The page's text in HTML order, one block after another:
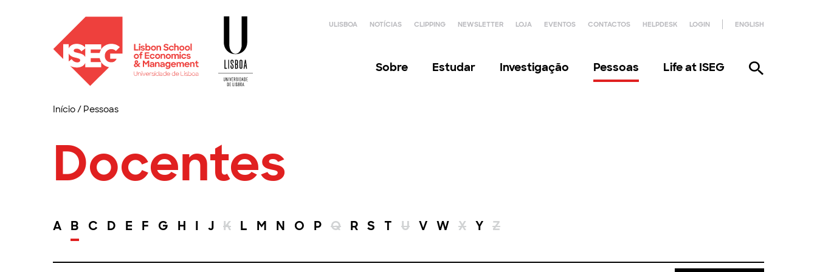
ULISBOA NOTÍCIAS CLIPPING NEWSLETTER LOJA EVENTOS CONTACTOS HELPDESK LOGIN ENGLISH
Sobre Estudar Investigação Pessoas Life at ISEG
Início/ Pessoas
Docentes
A B C D E F G H I J K L M N O P Q R S T U V W X Y Z